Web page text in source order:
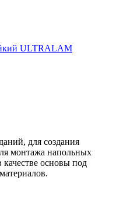
ULTRALAM
для создания
монтажа напольных
основы под